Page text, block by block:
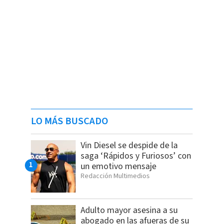
LO MÁS BUSCADO
Vin Diesel se despide de la
saga ‘Rápidos y Furiosos’ con
un emotivo mensaje
Redacción Multimedios
Adulto mayor asesina a su
abogado en las afueras de su